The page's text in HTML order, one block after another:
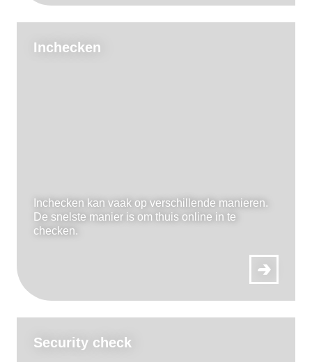
Inchecken
Inchecken kan vaak op verschillende manieren.
De snelste manier is om thuis online in te
checken.
Security check